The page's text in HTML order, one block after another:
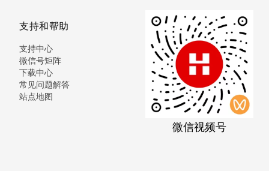
支持和帮助
支持中心
微信号矩阵
下载中心
常见问题解答
站点地图
微信视频号